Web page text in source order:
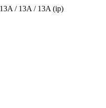
/ 13A / 13A (ip)